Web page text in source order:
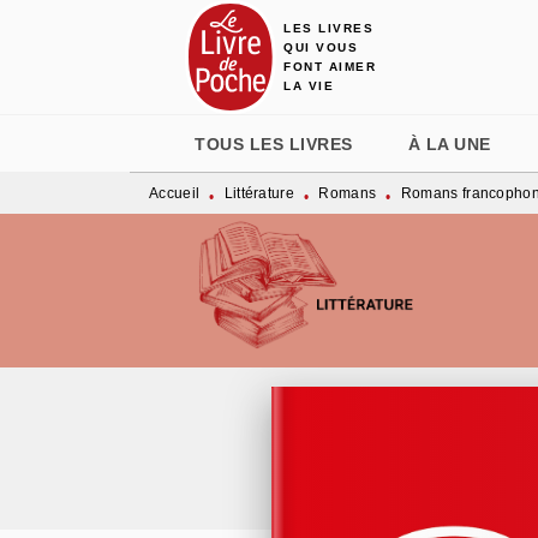
MENU RECHERCHE
LES LIVRES
QUI VOUS
FONT AIMER
LA VIE
TOUS LES LIVRES À LA UNE
Accueil • Littérature • Romans • Romans